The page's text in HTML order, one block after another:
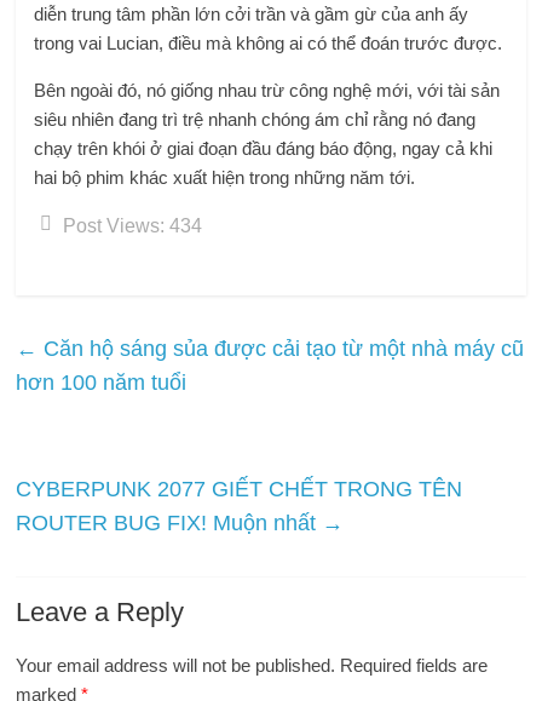
diễn trung tâm phần lớn cởi trần và gầm gừ của anh ấy
trong vai Lucian, điều mà không ai có thể đoán trước được.
Bên ngoài đó, nó giống nhau trừ công nghệ mới, với tài sản
siêu nhiên đang trì trệ nhanh chóng ám chỉ rằng nó đang
chạy trên khói ở giai đoạn đầu đáng báo động, ngay cả khi
hai bộ phim khác xuất hiện trong những năm tới.
Post Views: 434
← Căn hộ sáng sủa được cải tạo từ một nhà máy cũ
hơn 100 năm tuổi
CYBERPUNK 2077 GIẾT CHẾT TRONG TÊN
ROUTER BUG FIX! Muộn nhất →
Leave a Reply
Your email address will not be published. Required fields are
marked*